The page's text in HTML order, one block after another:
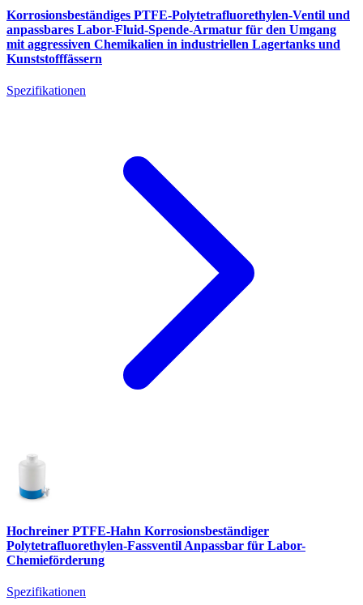
Korrosionsbeständiges PTFE-Polytetrafluorethylen-Ventil und
anpassbares Labor-Fluid-Spende-Armatur für den Umgang
mit aggressiven Chemikalien in industriellen Lagertanks und
Kunststofffässern
Spezifikationen
Hochreiner PTFE-Hahn Korrosionsbeständiger
Polytetrafluorethylen-Fassventil Anpassbar für Labor-
Chemieförderung
Spezifikationen